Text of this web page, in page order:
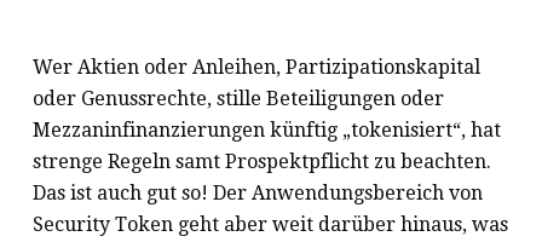
Wer Aktien oder Anleihen, Partizipationskapital
oder Genussrechte, stille Beteiligungen oder
Mezzaninfinanzierungen künftig „tokenisiert“, hat
strenge Regeln samt Prospektpflicht zu beachten.
Das ist auch gut so! Der Anwendungsbereich von
Security Token geht aber weit darüber hinaus, was